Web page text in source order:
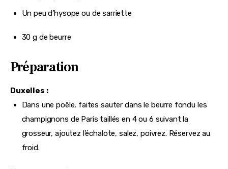
Un peu d’hysope ou de sarriette
30 g de beurre
Préparation
Duxelles :
Dans une poêle, faites sauter dans le beurre fondu les
champignons de Paris taillés en 4 ou 6 suivant la
grosseur, ajoutez l’échalote, salez, poivrez. Réservez au
froid.